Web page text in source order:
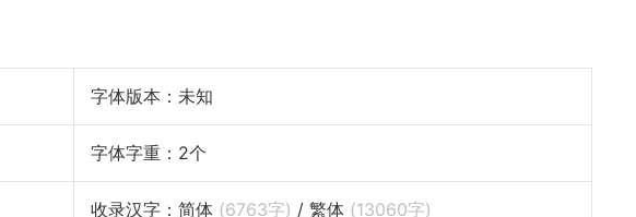
字体版本：未知
字体字重：2个
收录汉字：简体 (6763字) / 繁体 (13060字)